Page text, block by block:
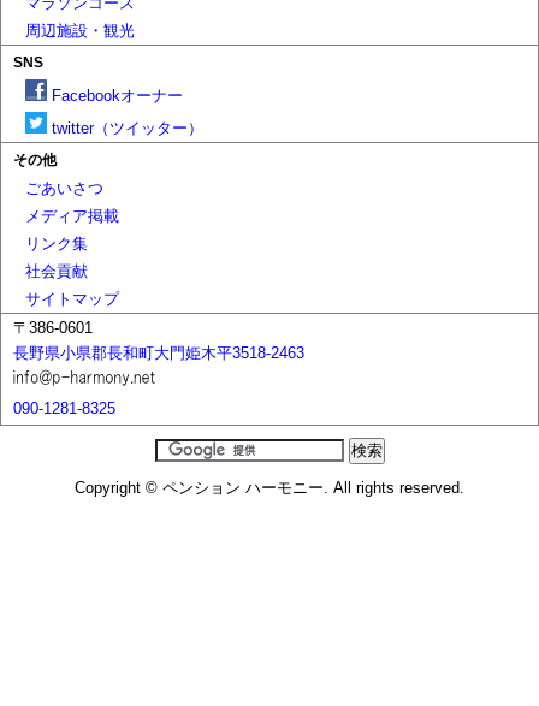
周辺施設・観光
SNS
Facebookオーナー
twitter（ツイッター）
その他
ごあいさつ
メディア掲載
リンク集
社会貢献
サイトマップ
〒386-0601
長野県小県郡長和町大門姫木平3518-2463
090-1281-8325
Copyright © ペンション ハーモニー. All rights reserved.